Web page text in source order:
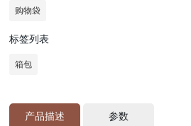
购物袋
标签列表
箱包
产品描述 参数